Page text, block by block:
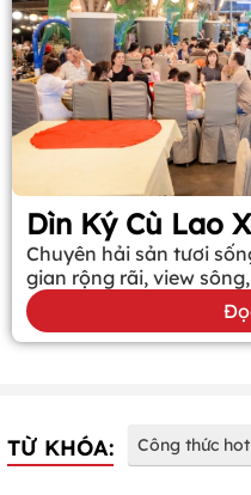
Dìn Ký Cù Lao
Chuyên hải sản tươi
gian rộng rãi, view
TỪ KHÓA: Công thức hot